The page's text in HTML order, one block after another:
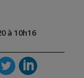
à 10h16